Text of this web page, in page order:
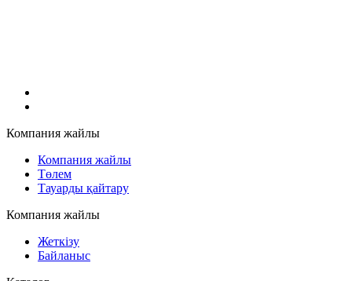
Компания жайлы
Компания жайлы
Төлем
Тауарды қайтару
Компания жайлы
Жеткізу
Байланыс